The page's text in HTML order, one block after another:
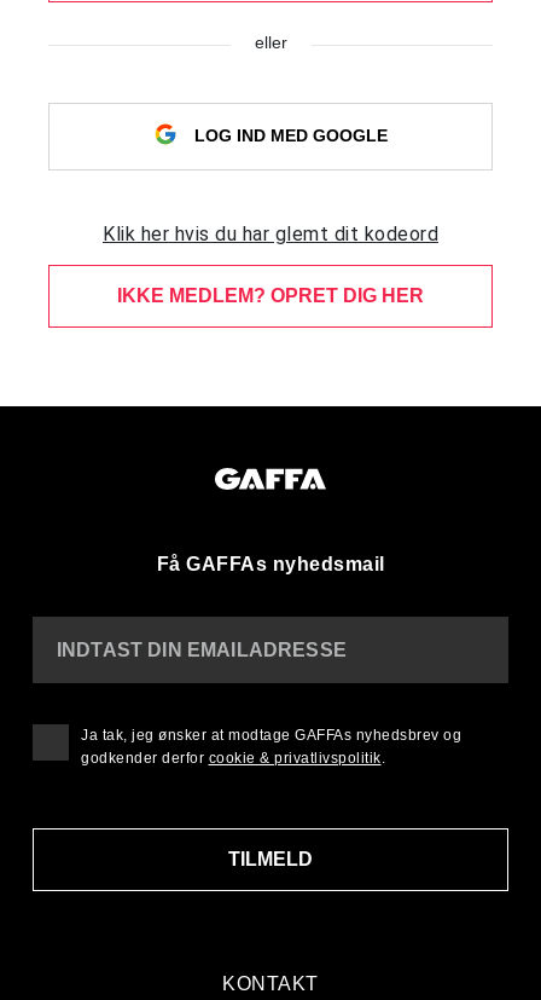
eller
LOG IND MED GOOGLE
Klik her hvis du har glemt dit kodeord
IKKE MEDLEM? OPRET DIG HER
Få GAFFAs nyhedsmail
KONTAKT
INDTAST DIN EMAILADRESSE
TILMELD
Ja tak, jeg ønsker at modtage GAFFAs nyhedsbrev og
godkender derfor cookie & privatlivspolitik